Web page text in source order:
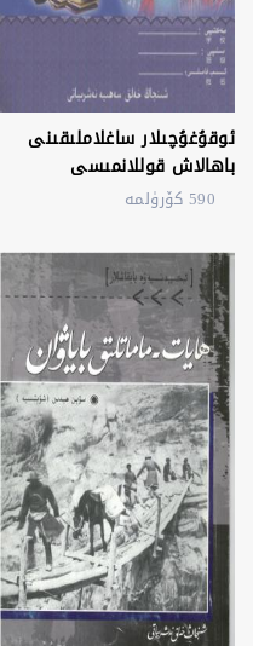
ئوقۇغۇچىلار ساغلاملىقىنى
باھالاش قوللانمىسى
590 كۆرۈلمە